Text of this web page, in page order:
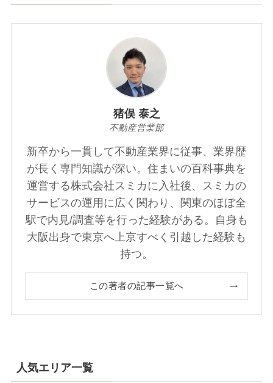
猪俣 泰之
不動産営業部
新卒から一貫して不動産業界に従事、業界歴
が長く専門知識が深い。住まいの百科事典を
運営する株式会社スミカに入社後、スミカの
サービスの運用に広く関わり、関東のほぼ全
駅で内見/調査等を行った経験がある。自身も
大阪出身で東京へ上京すべく引越した経験も
持つ。
この著者の記事一覧へ
人気エリア一覧